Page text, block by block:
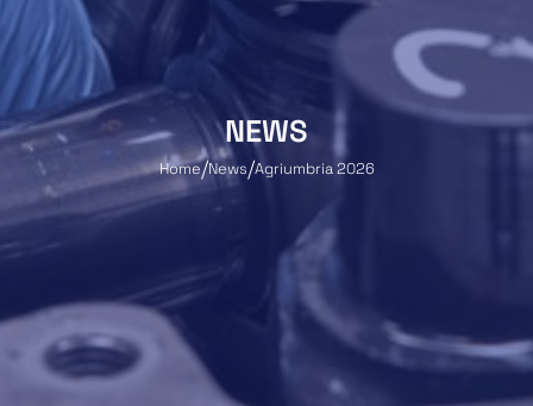
NEWS
Home News Agriumbria 2026